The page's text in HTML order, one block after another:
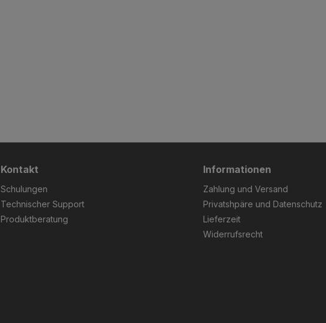
Kontakt
Schulungen
Technischer Support
Produktberatung
Informationen
Zahlung und Versand
Privatshpäre und Datenschutz
Lieferzeit
Widerrufsrecht